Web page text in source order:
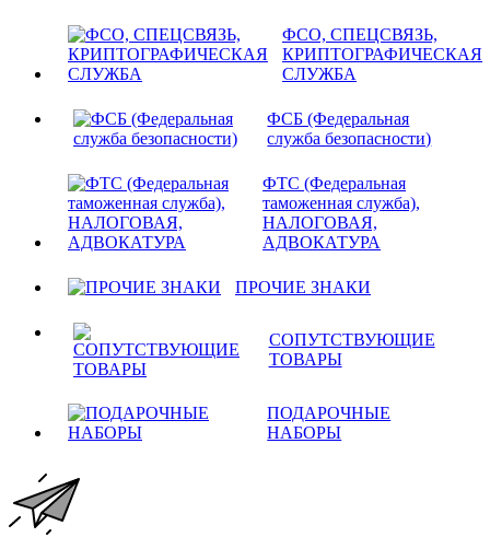
ФСО, СПЕЦСВЯЗЬ,
КРИПТОГРАФИЧЕСКАЯ
СЛУЖБА
ФСБ (Федеральная
служба безопасности)
ФТС (Федеральная
таможенная служба),
НАЛОГОВАЯ,
АДВОКАТУРА
ПРОЧИЕ ЗНАКИ
СОПУТСТВУЮЩИЕ
ТОВАРЫ
ПОДАРОЧНЫЕ
НАБОРЫ